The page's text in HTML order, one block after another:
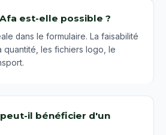
est-elle possible ?
dans le formulaire. La faisabilité
quantité, les fichiers logo, le
il bénéficier d'un